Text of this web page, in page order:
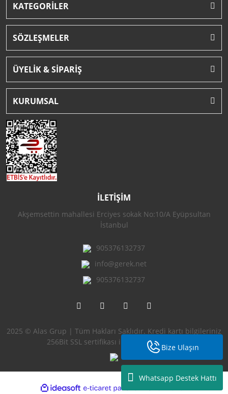
Whatsapp Destek Hattı
KATEGORİLER
SÖZLEŞMELER
ÜYELİK & SİPARİŞ
KURUMSAL
İLETİŞİM
Akşemsettin mahallesi Erciyes sokak No:10/A Eyüpsultan
İstanbul
905376132737
info@gerek.net
905376132737
2025 © Alas Grup | Tüm Hakları Saklıdır. Kredi kartı bilgileriniz
256Bit SSL sertifikası ile korunmaktadır.
Bize Ulaşın
ideasoft